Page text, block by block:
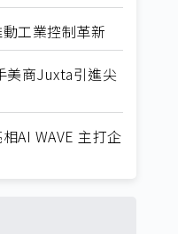
工業控制革新
美商Juxta引進尖
AI WAVE 主打企